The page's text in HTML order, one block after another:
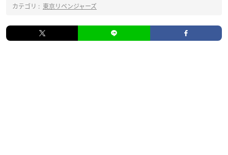
カテゴリ : 東京リベンジャーズ